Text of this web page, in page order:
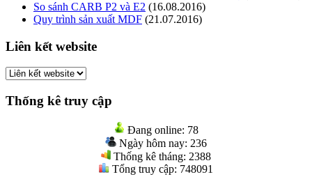
So sánh CARB P2 và E2 (16.08.2016)
Quy trình sản xuất MDF (21.07.2016)
Liên kết website
Thống kê truy cập
Đang online: 78
Ngày hôm nay: 236
Thống kê tháng: 2388
Tổng truy cập: 748091